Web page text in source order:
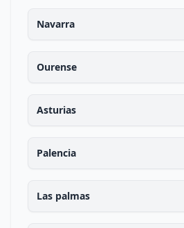
Navarra
Ourense
Asturias
Palencia
Las palmas